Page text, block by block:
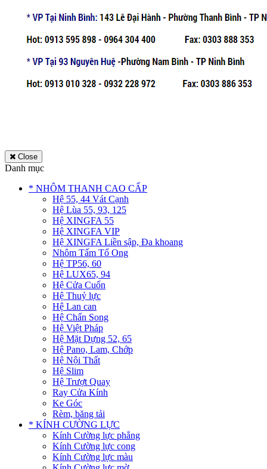
Close
Danh mục
* NHÔM THANH CAO CẤP
Hệ 55, 44 Vát Cạnh
Hệ Lùa 55, 93, 125
Hệ XINGFA 55
Hệ XINGFA VIP
Hệ XINGFA Liền sập, Đa khoang
Nhôm Tấm Tổ Ong
Hệ TP56, 60
Hệ LUX65, 94
Hệ Cửa Cuốn
Hệ Thuỷ lực
Hệ Lan can
Hệ Chấn Song
Hệ Việt Pháp
Hệ Mặt Dựng 52, 65
Hệ Pano, Lam, Chớp
Hệ Nội Thất
Hệ Slim
Hệ Trượt Quay
Ray Cửa Kính
Ke Góc
Rèm, băng tải
* KÍNH CƯỜNG LỰC
Kính Cường lực phẳng
Kính Cường lực cong
Kính Cường lực màu